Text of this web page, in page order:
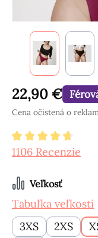
22,90 €
Cena očistená o
Priemerné
1106 Recenzie
Vyberte
Veľkosť
Tabuľka veľkostí
3XS
2XS